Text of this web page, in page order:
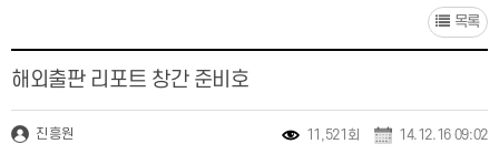
목록
해외출판 리포트 창간 준비호
진흥원 11,521회 14.12.16 09:02